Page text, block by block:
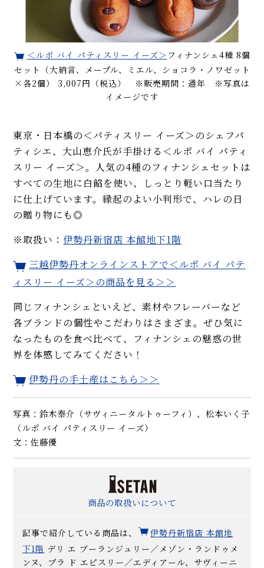
＜ルポ バイ パティスリー イーズ＞ フィナンシェ4種 8個
セット（大納言、メープル、ミエル、ショコラ・ノワゼット
×各2個） 3,007円（税込） ※販売期間：通年 ※写真は
イメージです
東京・日本橋の＜パティスリー イーズ＞のシェフパ
ティシエ、大山恵介氏が手掛ける＜ルポ バイ パティ
スリー イーズ＞。人気の4種のフィナンシェセットは
すべての生地に白餡を使い、しっとり軽い口当たり
に仕上げています。縁起のよい小判形で、ハレの日
の贈り物にも◎
※取扱い： 伊勢丹新宿店 本館地下1階
三越伊勢丹オンラインストアで＜ルポ バイ パテ
ィスリー イーズ＞の商品を見る＞＞
同じフィナンシェといえど、素材やフレーバーなど
各ブランドの個性やこだわりはさまざま。ぜひ気に
なったものを食べ比べて、フィナンシェの魅惑の世
界を体感してみてください！
伊勢丹の手土産はこちら＞＞
写真：鈴木泰介（サヴィニータルトゥーフィ）、松本いく子
（ルポ バイ パティスリー イーズ）
文：佐藤優
商品の取扱いについて
記事で紹介している商品は、
伊勢丹新宿店 本館地
下1階 デリ エ ブーランジュリー／メゾン・ランドゥメ
ンヌ、プラ ド エピスリー／エディアール、サヴィーニ